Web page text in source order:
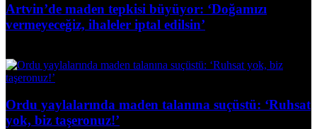
Artvin’de maden tepkisi büyüyor: ‘Doğamızı
vermeyeceğiz, ihaleler iptal edilsin’
Ordu yaylalarında maden talanına suçüstü: ‘Ruhsat
yok, biz taşeronuz!’